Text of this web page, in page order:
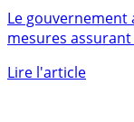
Le gouvernement
mesures
copropriétés, (...)